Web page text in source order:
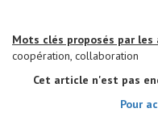
Mots clés proposés par les
coopération, collaboration
Cet article n'est pas
Pour